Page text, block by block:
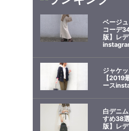
ベージ
コーデ
版】レ
ジャケ
【2019
ース
白デニ
すめ38
版】レ